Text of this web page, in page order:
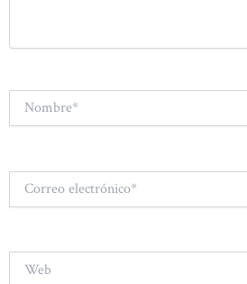
Nombre*
electrónico*